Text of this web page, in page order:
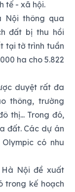
tế - xã hội.
Nội thông qua
đất bị thu hồi
tại tờ trình tuần
ha cho 5.822
duyệt rất đa
thông, trường
thị... Trong đó,
đất. Các dự án
có nhu
Nội đề xuất
trong kế hoạch